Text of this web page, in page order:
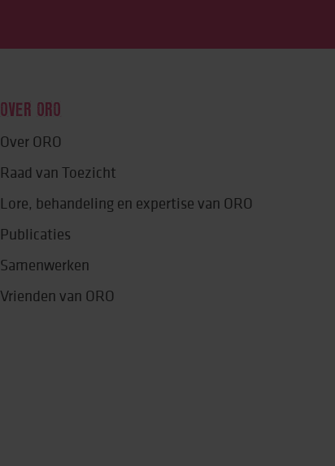
OVER ORO
Over ORO
Raad van Toezicht
Lore, behandeling en expertise van ORO
Publicaties
Samenwerken
Vrienden van ORO